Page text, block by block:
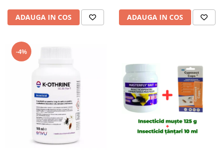
ADAUGA IN COS ADAUGA IN COS
-4%